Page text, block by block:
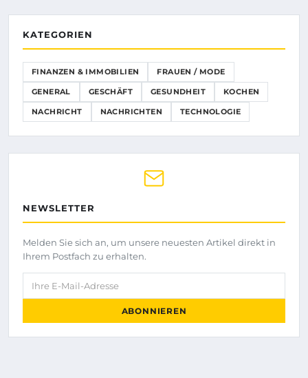
KATEGORIEN
FINANZEN & IMMOBILIEN FRAUEN / MODE
GENERAL GESCHÄFT GESUNDHEIT KOCHEN
NACHRICHT NACHRICHTEN TECHNOLOGIE
NEWSLETTER
Melden Sie sich an, um unsere neuesten Artikel direkt in
Ihrem Postfach zu erhalten.
Ihre E-Mail-Adresse
ABONNIEREN